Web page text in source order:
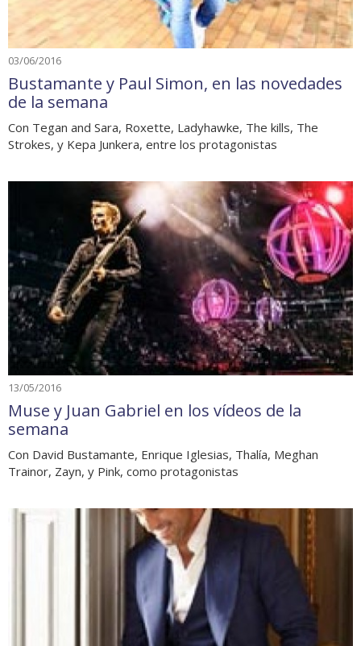
03/06/2016
Bustamante y Paul Simon, en las novedades
de la semana
Con Tegan and Sara, Roxette, Ladyhawke, The kills, The
Strokes, y Kepa Junkera, entre los protagonistas
13/05/2016
Muse y Juan Gabriel en los vídeos de la
semana
Con David Bustamante, Enrique Iglesias, Thalía, Meghan
Trainor, Zayn, y Pink, como protagonistas